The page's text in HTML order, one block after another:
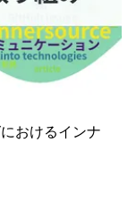
おけるインナ